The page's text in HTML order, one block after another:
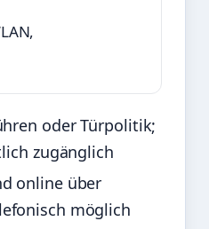
oder Türpolitik;
zugänglich
online über
möglich